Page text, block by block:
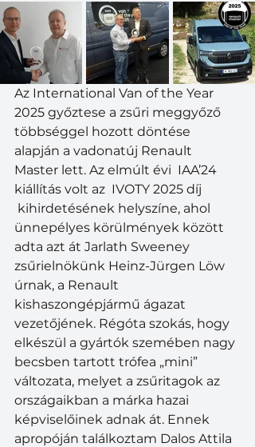
Az International Van of the Year
2025 győztese a zsűri meggyőző
többséggel hozott döntése
alapján a vadonatúj Renault
Master lett. Az elmúlt évi  IAA’24
kiállítás volt az  IVOTY 2025 díj
kihirdetésének helyszíne, ahol
ünnepélyes körülmények között
adta azt át Jarlath Sweeney
zsűrielnökünk Heinz-Jürgen Löw
úrnak, a Renault
kishaszongépjármű ágazat
vezetőjének. Régóta szokás, hogy
elkészül a gyártók szemében nagy
becsben tartott trófea „mini”
változata, melyet a zsűritagok az
országaikban a márka hazai
képviselőinek adnak át. Ennek
apropóján találkoztam Dalos Attila